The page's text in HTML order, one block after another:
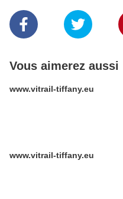
Vous aimerez aussi
www.vitrail-tiffany.eu
www.vitrail-tiffany.eu